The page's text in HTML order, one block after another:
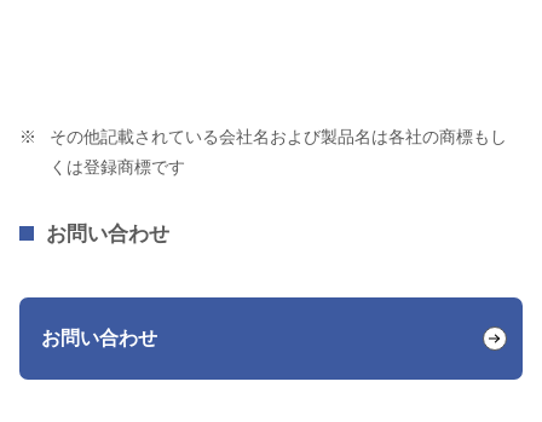
その他記載されている会社名および製品名は各社の商標もし
くは登録商標です
お問い合わせ
お問い合わせ